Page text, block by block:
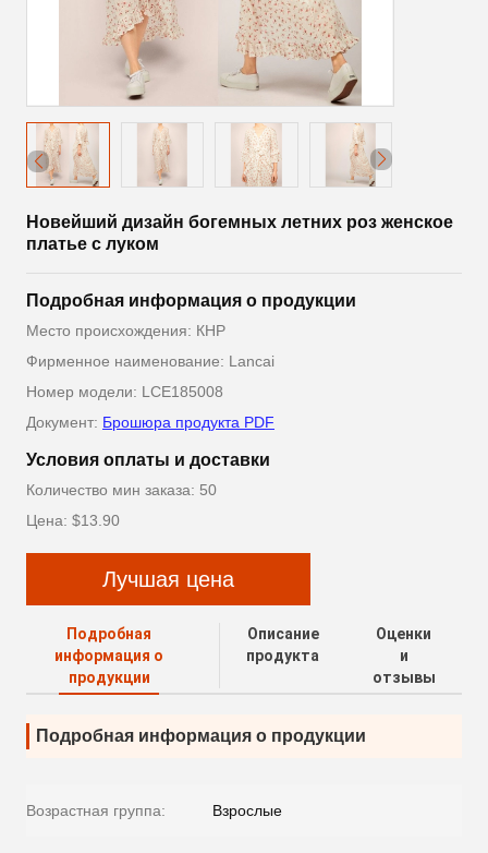
Новейший дизайн богемных летних роз женское
платье с луком
Подробная информация о продукции
Место происхождения: КНР
Фирменное наименование: Lancai
Номер модели: LCE185008
Документ: Брошюра продукта PDF
Условия оплаты и доставки
Количество мин заказа: 50
Цена: $13.90
Лучшая цена
Подробная
информация о
продукции
Описание
продукта
Оценки
и
отзывы
Подробная информация о продукции
Возрастная группа: Взрослые